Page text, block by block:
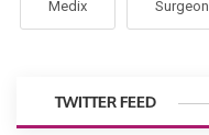
Medix Surgeon
TWITTER FEED